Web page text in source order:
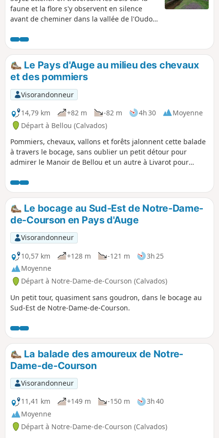
faune et la flore s'y observent en silence
avant de cheminer dans la vallée de l'Oudon
pâturages.
Le Pays d'Auge au milieu des chevaux
et des pommiers
Visorandonneur
14,79 km
+82 m -82 m 4h 30
Moyenne
Départ à Bellou (Calvados)
Pommiers, chevaux, vallons et forêts jalonnent cette balade
à travers le bocage, sans oublier un petit détour pour
admirer le Manoir de Bellou et un autre à Livarot pour
Le bocage au Sud-Est de Notre-Dame-
de-Courson en Pays d'Auge
Visorandonneur
10,57 km
+128 m -121 m
3h 25
Moyenne
Départ à Notre-Dame-de-Courson (Calvados)
Un petit tour, quasiment sans goudron, dans le bocage au
Sud-Est de Notre-Dame-de-Courson.
La balade des amoureux de Notre-
Dame-de-Courson
Visorandonneur
11,41 km
+149 m -150 m
3h 40
Moyenne
Départ à Notre-Dame-de-Courson (Calvados)